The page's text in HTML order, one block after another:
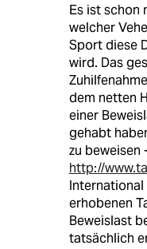
Es ist schon
welcher
Sport diese
wird. Das
dem netten
einer
gehabt
zu beweisen
http://
International
erhobenen
Beweislast
tatsächlich